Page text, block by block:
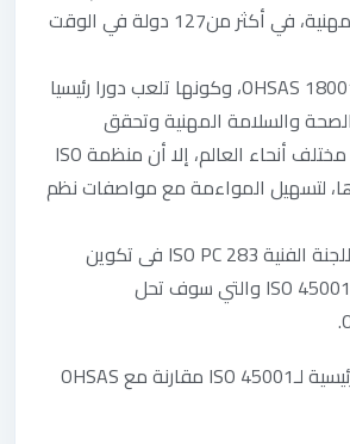
السلامة والصحة المهنية، في أكثر من127 دولة في الوقت
وبالرغم من انتشار OHSAS 18001، وكونها تلعب دورا رئيسيا
والسلامة المهنية وتحقق
متطلبات المنظمات مختلف أنحاء العالم، إلا أن منظمة ISO
لتسهيل المواءمة مع مواصفات نظم
ونتيجة لذلك، بدأت اللجنة الفنية ISO PC 283 فى تكوين
المواصفة الجديدةISO 45001 والتي سوف تحل
ما هي التغييرات الرئيسية لـISO 45001 مقارنة مع OHSAS